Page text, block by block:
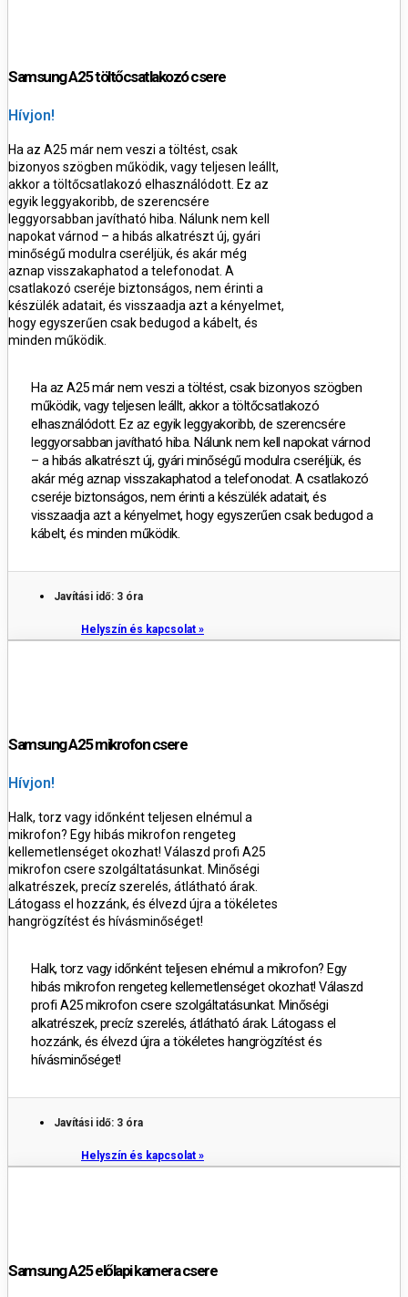
Samsung A25 töltőcsatlakozó csere
Hívjon!
Ha az A25 már nem veszi a töltést, csak
bizonyos szögben működik, vagy teljesen leállt,
akkor a töltőcsatlakozó elhasználódott. Ez az
egyik leggyakoribb, de szerencsére
leggyorsabban javítható hiba Nálunk nem kell
napokat várnod – a hibás alkatrésztúj, gyári
minőségű modulra cseréljük, és akármég
aznap visszakaphatod a telefonodat. A
csatlakozó cseréje biztonságos, nem érinti a
készülék adatait, és visszaadja azt a kényelmet,
hogy egyszerűen csak bedugod a kábelt, és
minden működik.
Ha az A25 már nem veszi a töltést, csak bizonyos szögben
működik, vagy teljesen leállt, akkor a töltőcsatlakozó
elhasználódott. Ez az egyik leggyakoribb, de szerencsére
leggyorsabban javítható hiba. Nálunk nem kell napokat várnod
– a hibás alkatrésztúj, gyári minőségű modulra cseréljük, és
akármég aznap visszakaphatod a telefonodat. A csatlakozó
cseréje biztonságos, nem érinti a készülék adatait, és
visszaadja azt a kényelmet, hogy egyszerűen csak bedugod a
kábelt, és minden működik.
Javítási idő: 3 óra
Helyszín és kapcsolat »
Samsung A25 mikrofon csere
Hívjon!
Halk, torz vagy időnként teljesen elnémul a
mikrofon? Egy hibás mikrofon rengeteg
kellemetlenséget okozhat! Válaszd profi A25
mikrofon csere szolgáltatásunkat. Minőségi
alkatrészek, precíz szerelés, átlátható árak.
Látogass el hozzánk, és élvezd újra a tökéletes
hangrögzítést és hívásminőséget!
Halk, torz vagy időnként teljesen elnémul a mikrofon? Egy
hibás mikrofon rengeteg kellemetlenséget okozhat! Válaszd
profi A25 mikrofon csere szolgáltatásunkat. Minőségi
alkatrészek, precíz szerelés, átlátható árak. Látogass el
hozzánk, és élvezd újra a tökéletes hangrögzítést és
hívásminőséget!
Javítási idő: 3 óra
Helyszín és kapcsolat »
Samsung A25 előlapi kamera csere